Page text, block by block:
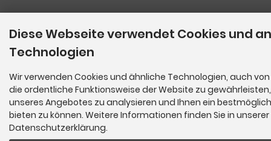
Diese Webseite verwendet Cookies und
Technologien
Wir verwenden Cookies und ähnliche Technologien, auch
die ordentliche Funktionsweise der Website zu
unseres Angebotes zu analysieren und Ihnen ein
bieten zu können. Weitere Informationen finden Sie in unserer
Datenschutzerklärung.